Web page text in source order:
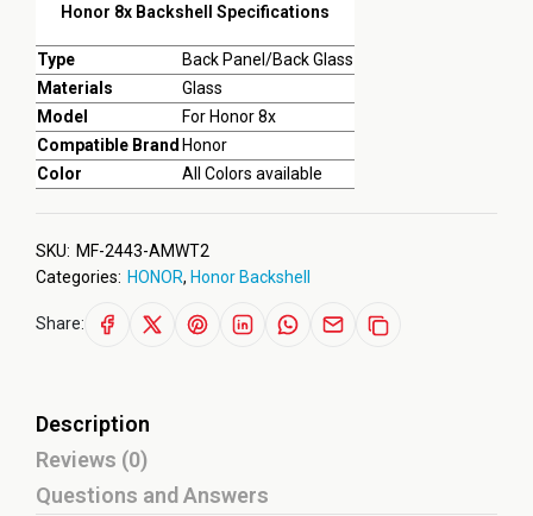
Honor 8x Backshell Specifications
Type
Back Panel/Back Glass
Materials
Glass
Model
For Honor 8x
Compatible BrandHonor
Color
All Colors available
SKU: MF-2443-AMWT2
Categories: HONOR, Honor Backshell
Share:
Description
Reviews (0)
Questions and Answers